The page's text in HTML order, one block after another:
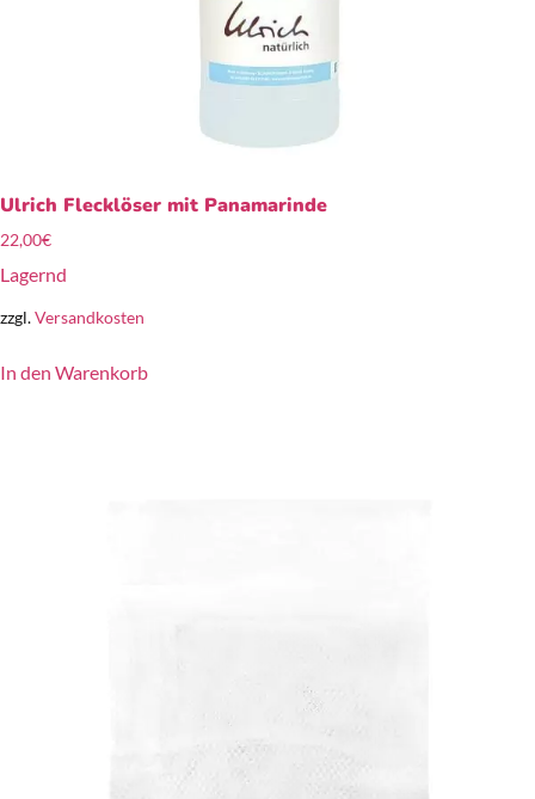
Ulrich Flecklöser mit Panamarinde
22,00€
Lagernd
zzgl.Versandkosten
In den Warenkorb